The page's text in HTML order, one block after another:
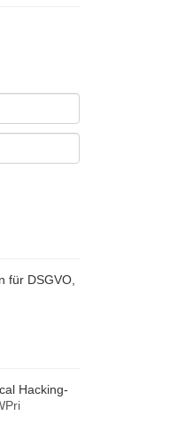
für DSGVO,
Hacking-